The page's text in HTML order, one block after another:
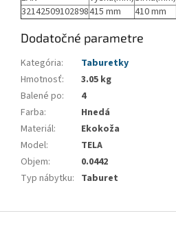
32142509102898415 mm 410 mm
Dodatočné parametre
Kategória:
Taburetky
Hmotnosť:
3.05 kg
Balené po:
4
Farba:
Hnedá
Materiál:
Ekokoža
Model:
TELA
Objem:
0.0442
Typ nábytku: Taburet